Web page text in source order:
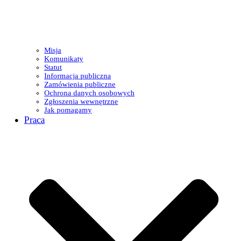
Misja
Komunikaty
Statut
Informacja publiczna
Zamówienia publiczne
Ochrona danych osobowych
Zgłoszenia wewnętrzne
Jak pomagamy
Praca